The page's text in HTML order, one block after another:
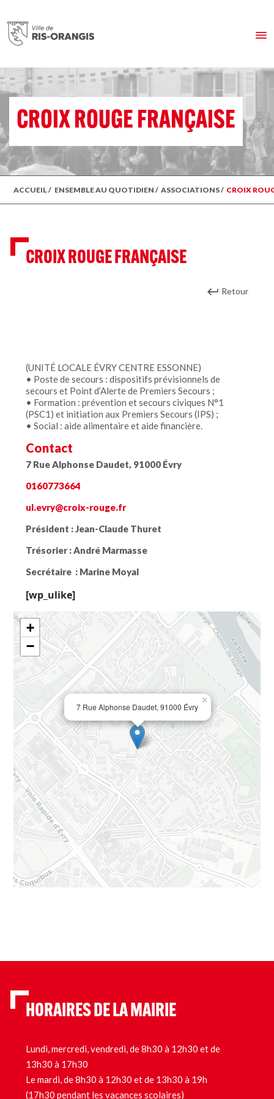
CROIX ROUGE FRANÇAISE
ACCUEIL/ ENSEMBLE AU QUOTIDIEN / ASSOCIATIONS/ CROIX
CROIX ROUGE FRANÇAISE
Retour
(UNITÉ LOCALE ÉVRY CENTRE ESSONNE)
• Poste de secours : dispositifs prévisionnels de
secours et Point d’Alerte de Premiers Secours ;
• Formation : prévention et secours civiques N°1
(PSC1) et initiation aux Premiers Secours (IPS) ;
• Social : aide alimentaire et aide financière.
Contact
7 Rue Alphonse Daudet, 91000 Évry
0160773664
ul.evry@croix-rouge.fr
Président :Jean-Claude Thuret
Trésorier :André Marmasse
Secrétaire : Marine Moyal
[wp_ulike]
7 Rue Alphonse Daudet, 91000 Évry
×
+
−
HORAIRES DE LA MAIRIE
Lundi, mercredi, vendredi, de 8h30 à 12h30 et de
13h30 à 17h30
Le mardi, de 8h30 à 12h30 et de 13h30 à 19h
(17h30 pendant les vacances scolaires)